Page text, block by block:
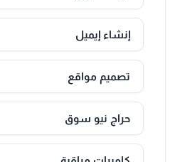
إنشاء إيميل
تصميم مواقع
حراج نيو سوق